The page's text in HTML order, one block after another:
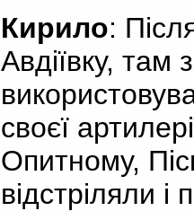
Кирило:
Авдіївку, там
своєї
Опитному,
відстріляли і